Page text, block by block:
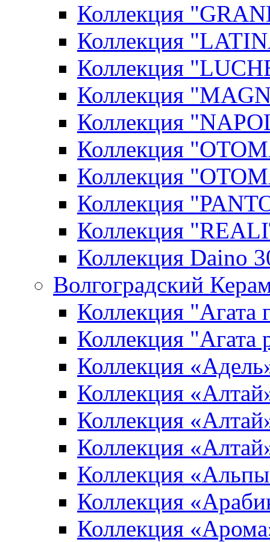
Коллекция
Коллекция
Коллекция
Коллекция
Коллекция
Коллекция
Коллекция
Коллекция
Коллекция
Коллекция Daino
Волгоградский
Коллекция "Агата
Коллекция "Агата
Коллекция
Коллекция
Коллекция
Коллекция
Коллекция
Коллекция
Коллекция